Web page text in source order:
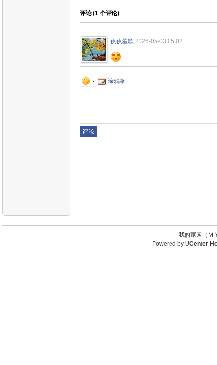
评论 (1 个评论)
夜夜笙歌 2026-05-03 05:02
涂鸦板
我的家园（
Powered by UCenter